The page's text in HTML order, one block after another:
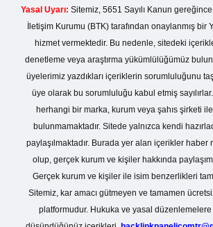
Yasal Uyarı: Sitemiz, 5651 Sayılı Kanun
İletişim Kurumu (BTK) tarafından onaylanmış bir
hizmet vermektedir. Bu nedenle, sitedeki
denetleme veya araştırma yükümlülüğümüz
üyelerimiz yazdıkları içeriklerin sorumluluğunu
üye olarak bu sorumluluğu kabul etmiş
herhangi bir marka, kurum veya şahıs şirketi
bulunmamaktadır. Sitede yalnızca kendi
paylaşılmaktadır. Burada yer alan içerikler haber
olup, gerçek kurum ve kişiler hakkında paylaşım
Gerçek kurum ve kişiler ile isim benzerlikleri
Sitemiz, kar amacı gütmeyen ve tamamen
platformudur. Hukuka ve yasal düzenlemelere